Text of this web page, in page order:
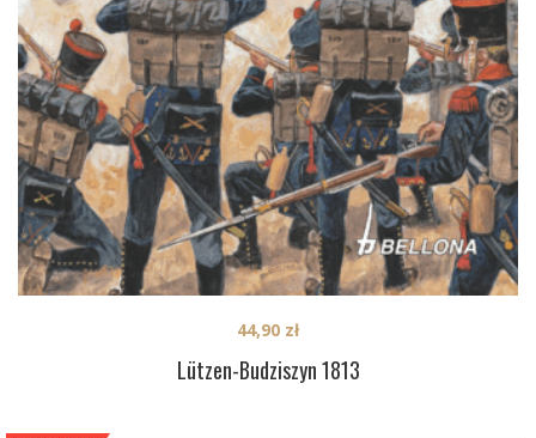
Lützen-Budziszyn 1813
44,90 zł